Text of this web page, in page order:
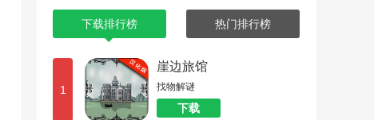
下载排行榜 热门排行榜
1
崖边旅馆
找物解谜
下载